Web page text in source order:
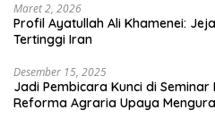
Maret 2, 2026
Profil Ayatullah Ali Khamenei:
Tertinggi Iran
Desember 15, 2025
Jadi Pembicara Kunci di Seminar
Reforma Agraria Upaya